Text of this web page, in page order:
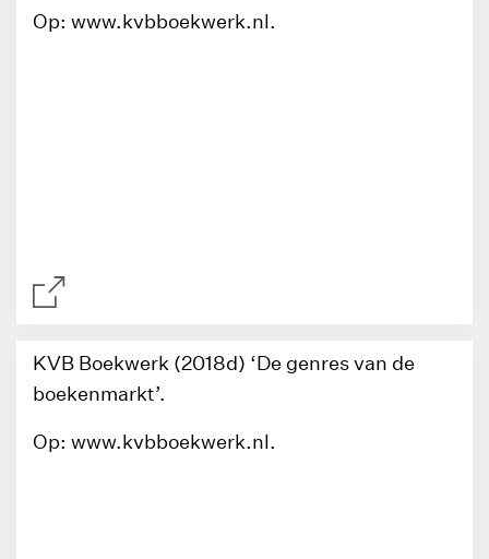
Op: www.kvbboekwerk.nl.
KVB Boekwerk (2018d) ‘De genres van de
boekenmarkt’.
Op: www.kvbboekwerk.nl.